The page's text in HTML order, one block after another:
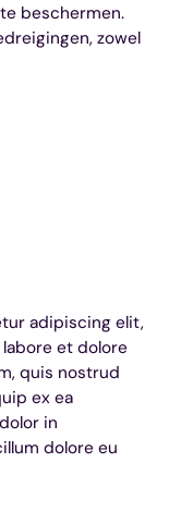
beschermen.
zowel
adipiscing elit,
et dolore
quis nostrud
ex ea
in
dolore eu